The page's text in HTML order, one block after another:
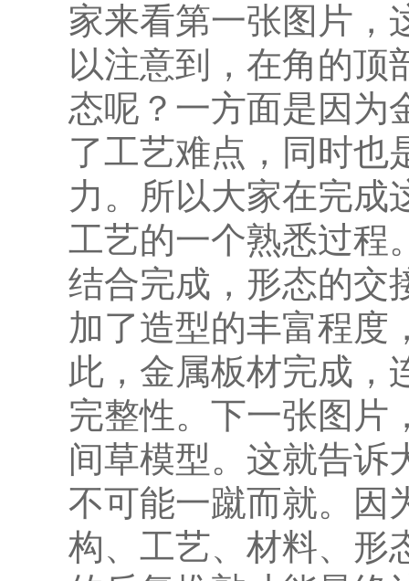
家来看第一张图片，
以注意到，在角的顶
态呢？一方面是因为
了工艺难点，同时也
力。所以大家在完成
工艺的一个熟悉过程
结合完成，形态的交
加了造型的丰富程度
此，金属板材完成，
完整性。下一张图片
间草模型。这就告诉
不可能一蹴而就。因
构、工艺、材料、形